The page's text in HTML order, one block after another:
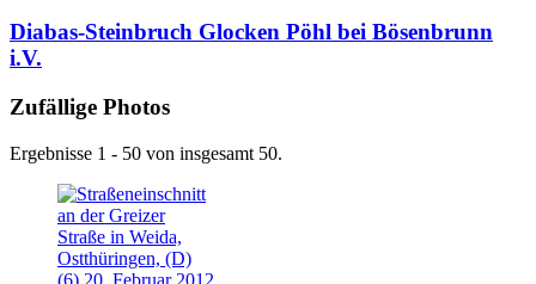
Diabas-Steinbruch Glocken Pöhl bei Bösenbrunn
i.V.
Zufällige Photos
Ergebnisse 1 - 50 von insgesamt 50.